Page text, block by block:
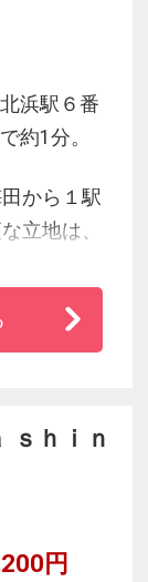
浜駅６番
約1分。
から１駅
立地は、
広くご利
ｓｈｉｎ
円